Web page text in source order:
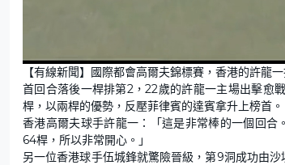
n
m
u
t
e
o
a
d
e
d
:
4
2
.
%
【有線新聞】國際都會高爾夫錦標賽，香港的許龍
首回合落後一桿排第2，22歲的許龍一主場出擊愈
桿，以兩桿的優勢，反壓菲律賓的達賓拿升上榜首。
香港高爾夫球手許龍一：「這是非常棒的一個回
64桿，所以非常開心。」
另一位香港球手伍城鋒就驚險晉級，第9洞成功由